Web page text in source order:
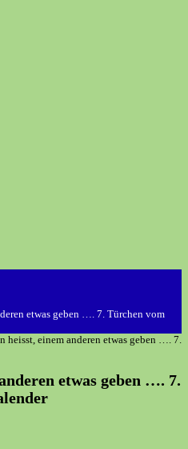
etwas geben …. 7. Türchen vom
etwas geben …. 7.